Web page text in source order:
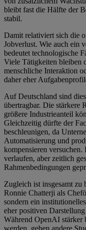
bleibt fast die Hälfte der
stabil.
Damit relativiert sich die
Jobverlust. Wie auch ein
bedeutet technologische
Viele Tätigkeiten bleiben
menschliche Interaktion
daher eher
Auf Deutschland sind
übertragbar. Die stärkere
größere Industrieanteil
Gleichzeitig dürfte der
beschleunigen, da
Automatisierung und
kompensieren
verlaufen, aber zeitlich
Rahmenbedingungen
Zugleich ist insgesamt zu
Ronnie Chatterji als
sondern ein
eher positiven
Während OpenAI stärker